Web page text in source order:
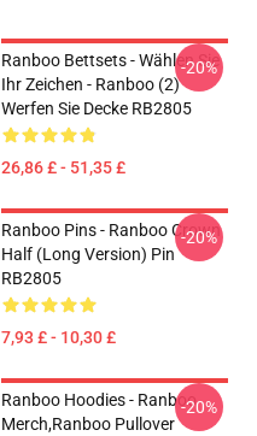
Ranboo Bettsets - Wählen Sie
Ihr Zeichen - Ranboo (2)
Werfen Sie Decke RB2805
26,86 £ - 51,35 £
-20%
Ranboo Pins - Ranboo Crown
Half (long Version) Pin
RB2805
7,93 £ - 10,30 £
-20%
Ranboo Hoodies - Ranboo
Merch,Ranboo Pullover
-20%